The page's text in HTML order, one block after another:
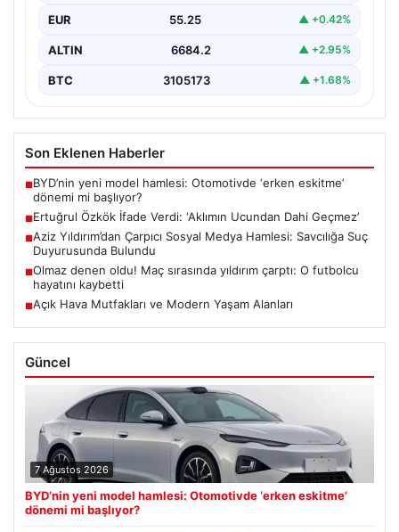
ve…
EUR 55.25 ▲ +0.42%
ALTIN 6684.2 ▲ +2.95%
BTC 3105173 ▲ +1.68%
Son Eklenen Haberler
■BYD’nin yeni model hamlesi: Otomotivde ‘erken eskitme’
dönemi mi başlıyor?
■Ertuğrul Özkök İfade Verdi: ‘Aklımın Ucundan Dahi Geçmez’
■Aziz Yıldırım’dan Çarpıcı Sosyal Medya Hamlesi: Savcılığa Suç
Duyurusunda Bulundu
■Olmaz denen oldu! Maç sırasında yıldırım çarptı: O futbolcu
hayatını kaybetti
■Açık Hava Mutfakları ve Modern Yaşam Alanları
Güncel
7 Ağustos 2026
BYD’nin yeni model hamlesi: Otomotivde ‘erken eskitme’
dönemi mi başlıyor?